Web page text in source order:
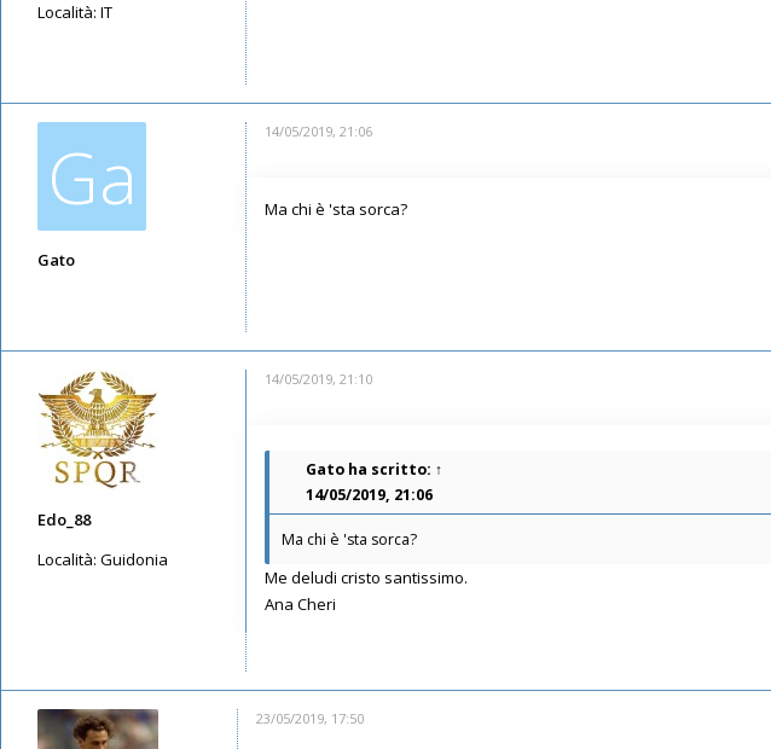
Località: IT
Ga
Gato
14/05/2019, 21:06
Ma chi è 'sta sorca?
Edo_88
Località: Guidonia
14/05/2019, 21:10
Gato ha scritto: ↑
14/05/2019, 21:06
Ma chi è 'sta sorca?
Me deludi cristo santissimo.
Ana Cheri
23/05/2019, 17:50